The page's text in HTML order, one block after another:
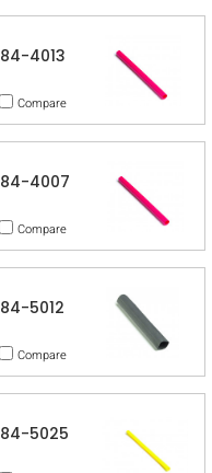
84-4013
Compare
84-4007
Compare
84-5012
Compare
84-5025